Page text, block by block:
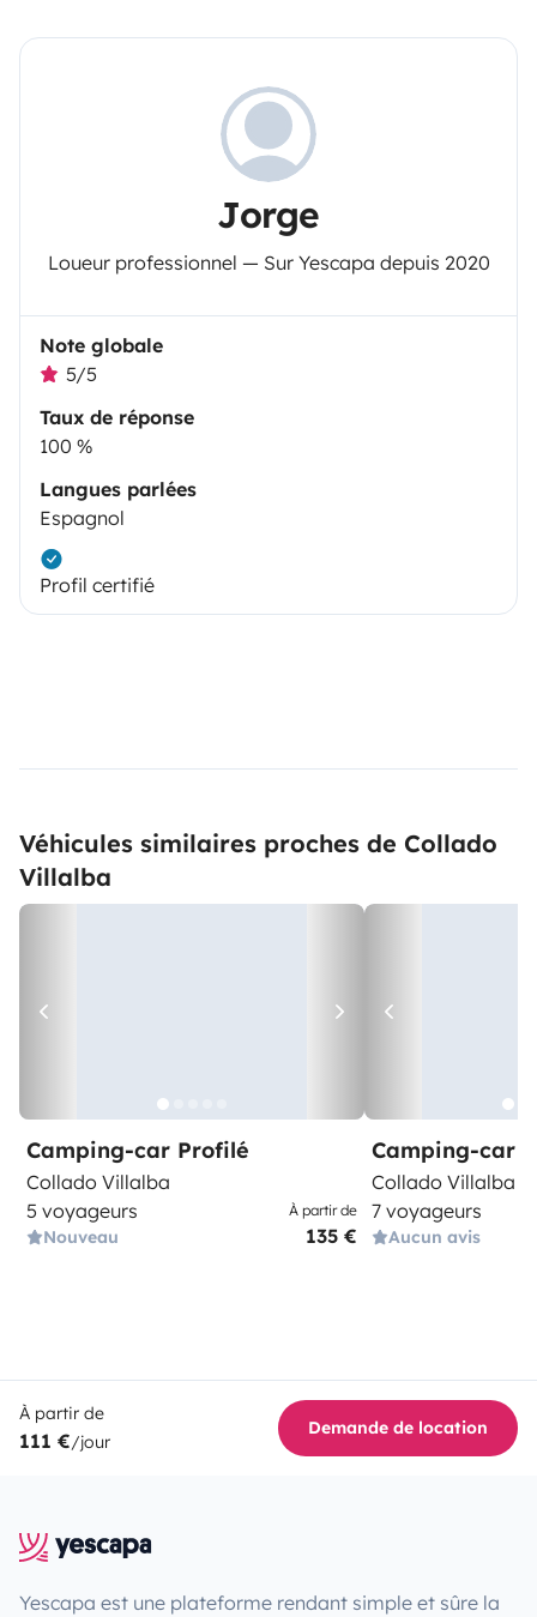
Jorge
Loueur professionnel — Sur Yescapa depuis 2020
Note globale
5/5
Taux de réponse
100 %
Langues parlées
Espagnol
Profil certifié
Véhicules similaires proches de Collado
Villalba
Camping-car Profilé
Collado Villalba
5 voyageurs
Nouveau
À partir de
135 €
Camping-car
Collado Villalba
7 voyageurs
Aucun avis
À partir de
111 €/jour
Demande de location
Yescapa est une plateforme rendant simple et sûre la